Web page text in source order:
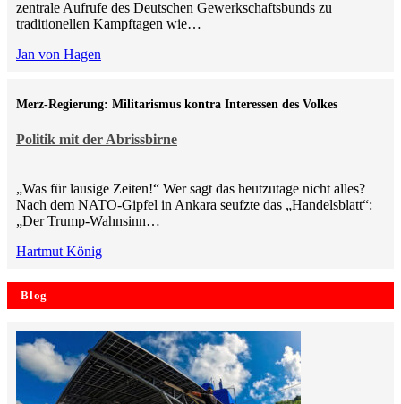
zentrale Aufrufe des Deutschen Gewerkschaftsbunds zu
traditionellen Kampftagen wie…
Jan von Hagen
Politik mit der Abrissbirne
Merz-Regierung: Militarismus kontra Inte­ressen des Volkes
„Was für lausige Zeiten!“ Wer sagt das heutzutage nicht alles?
Nach dem NATO-Gipfel in Ankara seufzte das „Handelsblatt“:
„Der Trump-Wahnsinn…
Hartmut König
Blog